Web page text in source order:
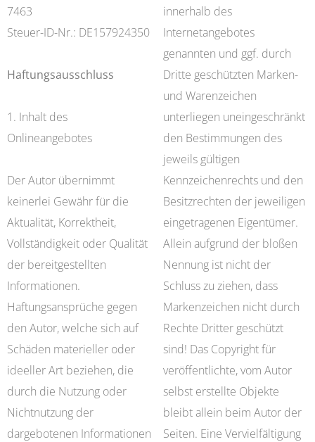
7463
Steuer-ID-Nr.: DE157924350
Haftungsausschluss
1. Inhalt des
Onlineangebotes
Der Autor übernimmt
keinerlei Gewähr für die
Aktualität, Korrektheit,
Vollständigkeit oder Qualität
der bereitgestellten
Informationen.
Haftungsansprüche gegen
den Autor, welche sich auf
Schäden materieller oder
ideeller Art beziehen, die
durch die Nutzung oder
Nichtnutzung der
dargebotenen Informationen
innerhalb des
Internetangebotes
genannten und ggf. durch
Dritte geschützten Marken-
und Warenzeichen
unterliegen uneingeschränkt
den Bestimmungen des
jeweils gültigen
Kennzeichenrechts und den
Besitzrechten der jeweiligen
eingetragenen Eigentümer.
Allein aufgrund der bloßen
Nennung ist nicht der
Schluss zu ziehen, dass
Markenzeichen nicht durch
Rechte Dritter geschützt
sind! Das Copyright für
veröffentlichte, vom Autor
selbst erstellte Objekte
bleibt allein beim Autor der
Seiten. Eine Vervielfältigung